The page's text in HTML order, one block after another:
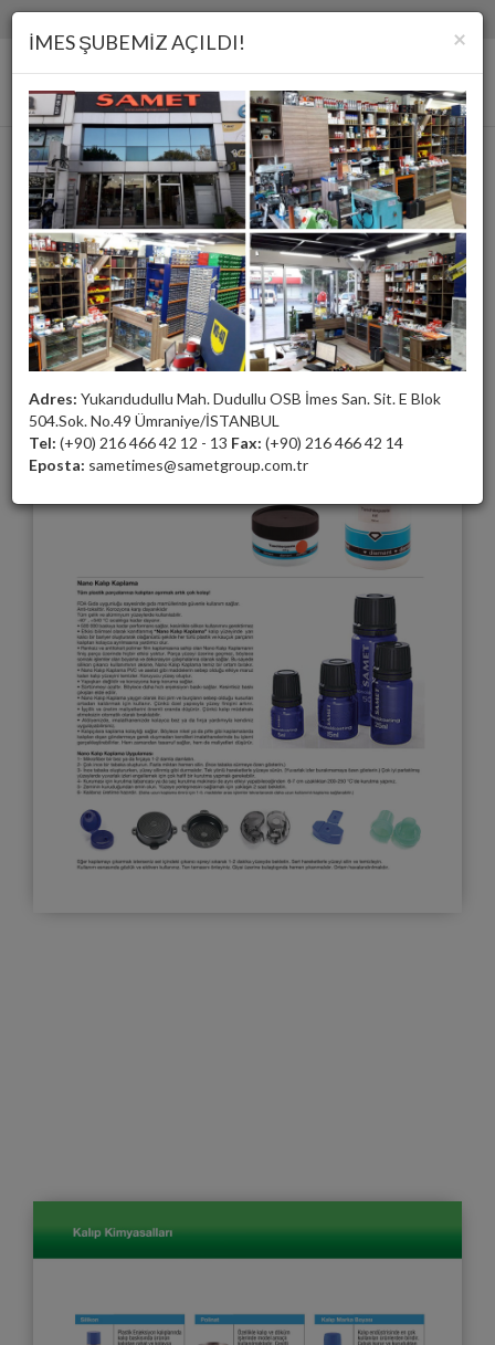
Kalıp Alıştırma ve Markalama Macunu
×
İMES ŞUBEMİZ AÇILDI!
Adres: Yukarıdudullu Mah. Dudullu OSB İmes San. Sit. E Blok
504.Sok. No.49 Ümraniye/İSTANBUL
Tel: (+90) 216 466 42 12 - 13 Fax: (+90) 216 466 42 14
Eposta: sametimes@sametgroup.com.tr